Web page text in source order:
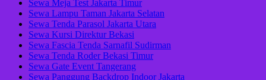
Sewa Meja Test Jakarta Timur
Sewa Lampu Taman Jakarta Selatan
Sewa Tenda Parasol Jakarta Utara
Sewa Kursi Direktur Bekasi
Sewa Fascia Tenda Sarnafil Sudirman
Sewa Tenda Roder Bekasi Timur
Sewa Gate Event Tangerang
Sewa Panggung Backdrop Indoor Jakarta